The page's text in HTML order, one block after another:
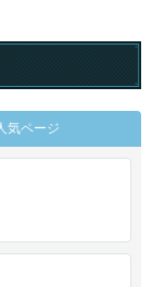
気ページ